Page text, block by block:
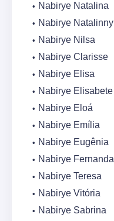
Nabirye Natalina
Nabirye Natalinny
Nabirye Nilsa
Nabirye Clarisse
Nabirye Elisa
Nabirye Elisabete
Nabirye Eloá
Nabirye Emília
Nabirye Eugênia
Nabirye Fernanda
Nabirye Teresa
Nabirye Vitória
Nabirye Sabrina